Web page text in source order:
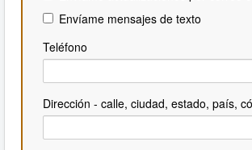
Envíame mensajes de texto
Teléfono
Dirección - calle, ciudad, estado, país,